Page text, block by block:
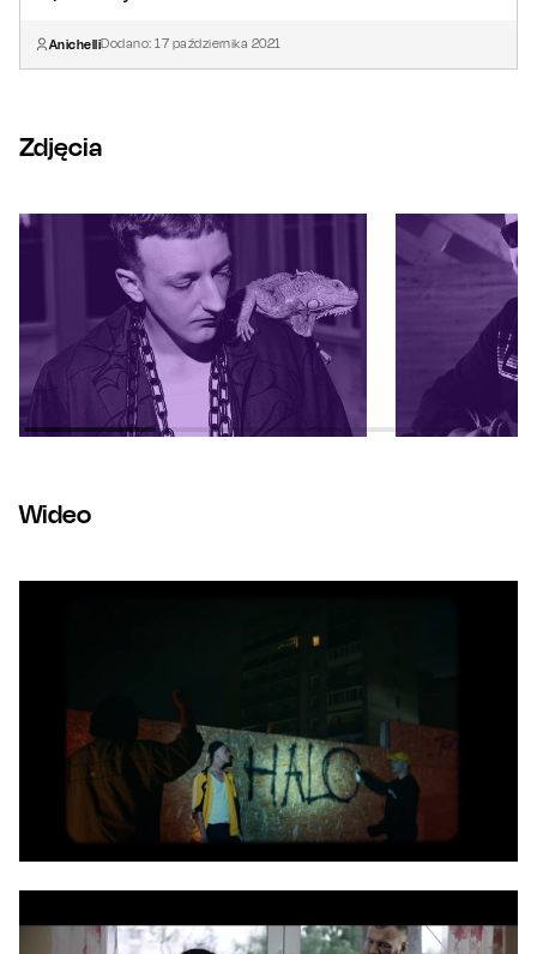
AnichelliDodano:17 października 2021
Zdjęcia
Wideo